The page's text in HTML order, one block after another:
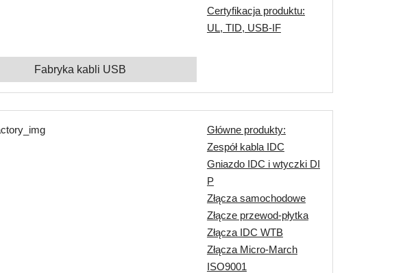
Fabryka kabli USB
Certyfikacja produktu:
UL, TID, USB-IF
Główne produkty:
Zespół kabla IDC
Gniazdo IDC i wtyczki DI
P
Złącza samochodowe
Złącze przewod-płytka
Złącza IDC WTB
Złącza Micro-March
ISO9001